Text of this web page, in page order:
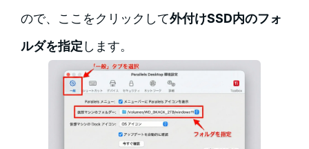
ので、ここをクリックして外付けSSD内のフォ
ルダを指定 します。